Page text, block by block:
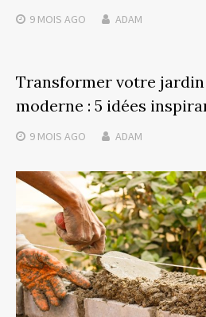
9 MOIS AGO ADAM
Transformer votre jardin
moderne : 5 idées
9 MOIS AGO ADAM